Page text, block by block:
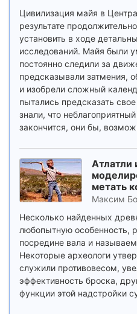
Цивилизация майя в
результате
установить в ходе
исследований. Майя были
постоянно следили за
предсказывали затмения,
и изобрели сложный
пытались предсказать
знали, что
закончится, они бы,
Атлатли
метать
Максим
Несколько найденных
любопытную особенность,
посредине вала и
Некоторые археологи
служили противовесом,
эффективность броска,
функции этой надстройки